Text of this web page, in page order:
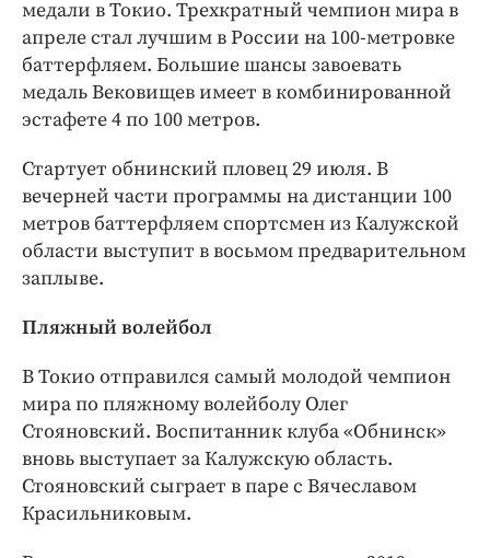
медали в Токио. Трехкратный чемпион мира в
апреле стал лучшим в России на 100-метровке
баттерфляем. Большие шансы завоевать
медаль Вековищев имеет в комбинированной
эстафете 4 по 100 метров.
Стартует обнинский пловец 29 июля. В
вечерней части программы на дистанции 100
метров баттерфляем спортсмен из Калужской
области выступит в восьмом предварительном
заплыве.
Пляжный волейбол
В Токио отправился самый молодой чемпион
мира по пляжному волейболу Олег
Стояновский. Воспитанник клуба «Обнинск»
вновь выступает за Калужскую область.
Стояновский сыграет в паре с Вячеславом
Красильниковым.